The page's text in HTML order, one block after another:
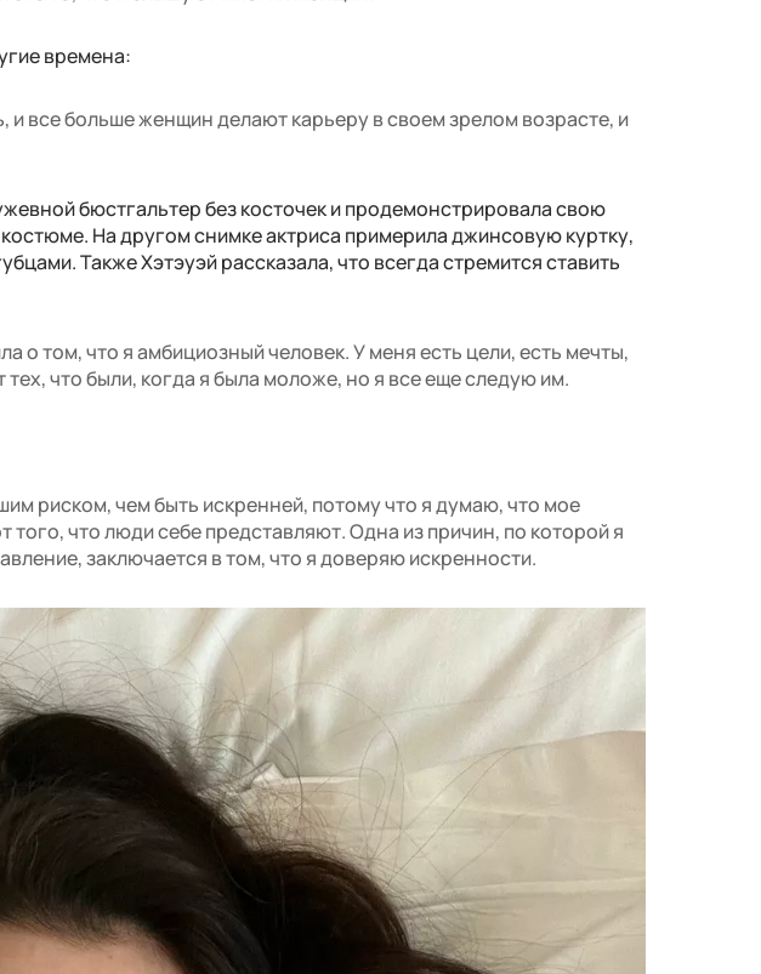
времена:
и все больше женщин делают карьеру в своем зрелом возрасте, и
бюстгальтер без косточек и продемонстрировала свою
На другом снимке актриса примерила джинсовую куртку,
Также Хэтэуэй рассказала, что всегда стремится ставить
о том, что я амбициозный человек. У меня есть цели, есть мечты,
что были, когда я была моложе, но я все еще следую им.
риском, чем быть искренней, потому что я думаю, что мое
того, что люди себе представляют. Одна из причин, по которой я
заключается в том, что я доверяю искренности.